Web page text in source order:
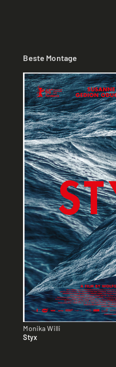
Beste Montage
Monika Willi
Styx